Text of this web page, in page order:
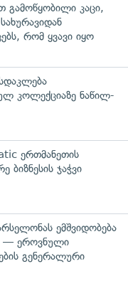
გამოწყობილი კაცი,
რომ ყვავი იყო
კოლექციაზე ნაწილ-
ერთმანეთის
ბიზნესის ჯაჭვი
ემშვიდობება
— ეროვნული
გენერალური